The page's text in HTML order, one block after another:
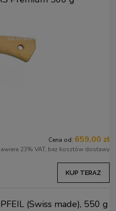
Cena od: 659,00 zł
23% VAT, bez kosztów dostawy
KUP TERAZ
(Swiss made), 550 g